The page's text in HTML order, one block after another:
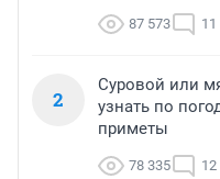
87 573 11
2
Суровой или
узнать по
приметы
78 335 12